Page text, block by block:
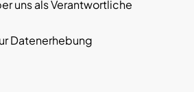
uns als Verantwortliche
Datenerhebung